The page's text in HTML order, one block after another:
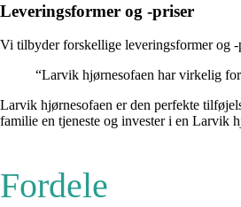
Leveringsformer og -priser
Vi tilbyder forskellige leveringsformer og -
“Larvik hjørnesofaen har virkelig
Larvik hjørnesofaen er den perfekte
familie en tjeneste og invester i en Larvik
Fordele